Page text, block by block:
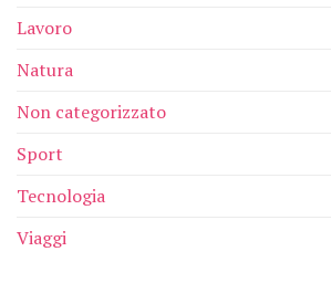
Lavoro
Natura
Non categorizzato
Sport
Tecnologia
Viaggi